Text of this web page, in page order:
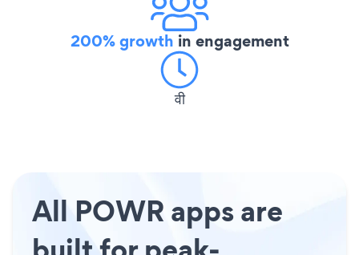
200% growth in engagement
वी
All POWR apps are